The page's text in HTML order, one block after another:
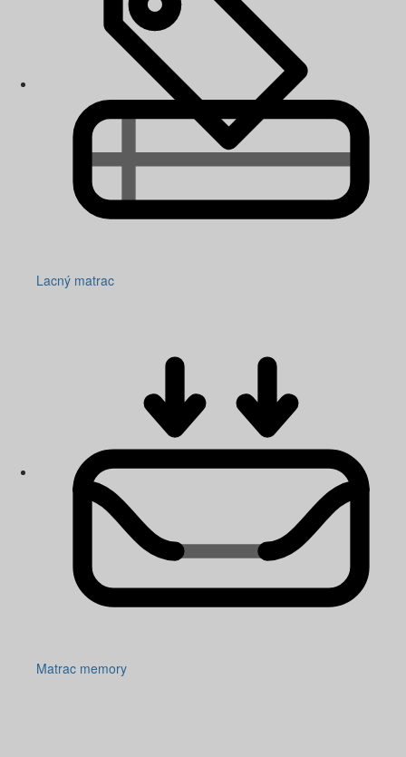
Lacný matrac
Matrac memory